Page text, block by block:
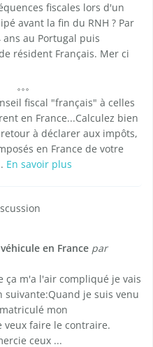
fiscales lors d'un
avant la fin du RNH ? Par
au Portugal puis
résident Français. Mer ci
fiscal "français" à celles
en France...Calculez bien
à déclarer aux impôts,
en France de votre
En savoir plus
en France par
ça m'a l'air compliqué je vais
suivante:Quand je suis venu
mon
faire le contraire.
ceux ...